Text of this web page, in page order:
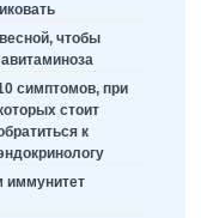
чтобы
симптомов, при
стоит
к
иммунитет